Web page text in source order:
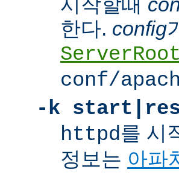
한다. config
ServerRoot
conf/
-k
httpd를 시
정보는 아파